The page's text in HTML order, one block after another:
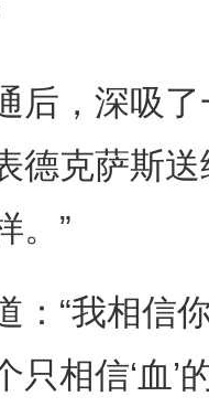
，深吸了
德克萨斯
。”
“我相信你
相信‘血’